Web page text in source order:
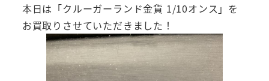
本日は「クルーガーランド金貨 1/10オンス」を
お買取りさせていただきました！